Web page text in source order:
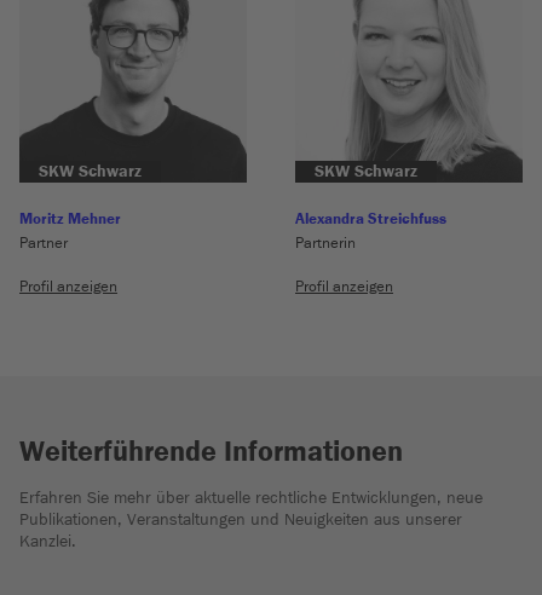
SKW Schwarz
Moritz Mehner
Partner
Profil anzeigen
SKW Schwarz
Alexandra Streichfuss
Partnerin
Profil anzeigen
Weiterführende Informationen
Erfahren Sie mehr über aktuelle rechtliche Entwicklungen, neue
Publikationen, Veranstaltungen und Neuigkeiten aus unserer
Kanzlei.